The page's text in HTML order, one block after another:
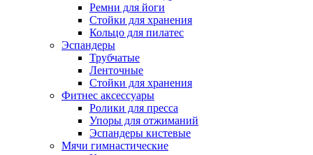
Ремни для йоги
Стойки для хранения
Кольцо для пилатес
Эспандеры
Трубчатые
Ленточные
Стойки для хранения
Фитнес аксессуары
Ролики для пресса
Упоры для отжиманий
Эспандеры кистевые
Мячи гимнастические